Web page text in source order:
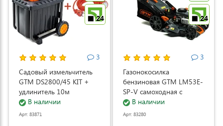
24
3
Садовый измельчитель
GTM DS2800/45 KIT +
удлинитель 10м
(DS2800/45_KIT+ext.cord)
В наличии
Арт: 83871
24
3
Газонокосилка
бензиновая GTM LM53E-
SP-V самоходная с
электростартером и
регулировкой скорости
В наличии
Арт: 83280